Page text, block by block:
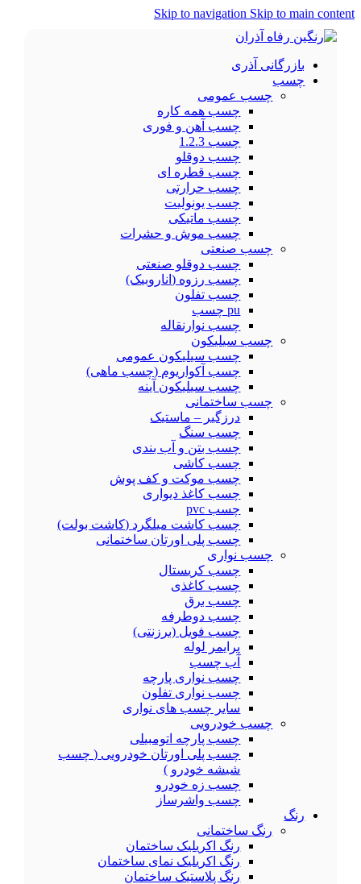
Skip to navigation Skip to main content
بازرگانی آذری
چسب
چسب عمومی
چسب همه کاره
چسب آهن و فوری
چسب 1.2.3
چسب دوقلو
چسب قطره ای
چسب حرارتی
چسب یونولیت
چسب ماتیکی
چسب موش و حشرات
چسب صنعتی
چسب دوقلو صنعتی
چسب رزوه (اناروبیک)
چسب تفلون
pu چسب
چسب نوارنقاله
چسب سیلیکون
چسب سیلیکون عمومی
چسب آکواریوم (چسب ماهی)
چسب سیلیکون آینه
چسب ساختمانی
درزگیر – ماستیک
چسب سنگ
چسب بتن و آب بندی
چسب کاشی
چسب موکت و کف پوش
چسب کاغذ دیواری
چسب pvc
چسب کاشت میلگرد (کاشت بولت)
چسب پلی اورتان ساختمانی
چسب نواری
چسب کریستال
چسب کاغذی
چسب برق
چسب دوطرفه
چسب فویل (برزنتی)
پرایمر لوله
آب چسب
چسب نواری پارچه
چسب نواری تفلون
سایر چسب های نواری
چسب خودرویی
چسب پارچه اتومبیلی
چسب پلی اورتان خودرویی ( چسب
شیشه خودرو )
چسب زه خودرو
چسب واشرساز
رنگ
رنگ ساختمانی
رنگ اکریلیک ساختمان
رنگ اکریلیک نمای ساختمان
رنگ پلاستیک ساختمان